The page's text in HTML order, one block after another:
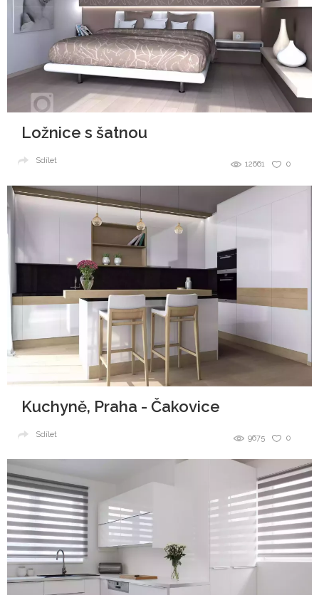
Ložnice s šatnou
0
12661
Sdílet
Kuchyně, Praha - Čakovice
0
9675
Sdílet